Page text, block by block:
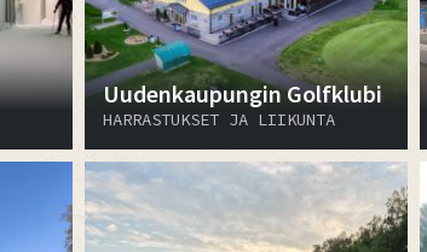
Uudenkaupungin Golfklubi
HARRASTUKSET JA LIIKUNTA